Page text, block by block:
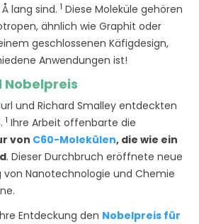
lang sind. 1 Diese Moleküle gehören
ähnlich wie Graphit oder
geschlossenen Käfigdesign,
Anwendungen ist!
Nobelpreis
und Richard Smalley entdeckten
1 Ihre Arbeit offenbarte die
von C60-Molekülen, die wie ein
. Dieser Durchbruch eröffnete neue
von Nanotechnologie und Chemie
Entdeckung den Nobelpreis für